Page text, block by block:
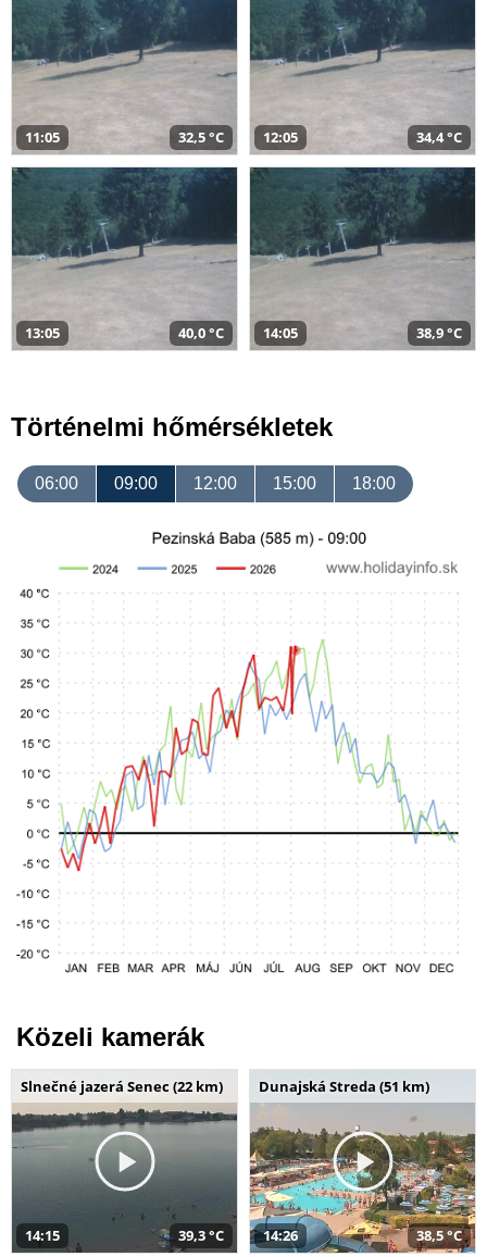
11:05 32,5 °C 12:05 34,4 °C
13:05 40,0 °C 14:05 38,9 °C
Történelmi hőmérsékletek
06:00 09:00 12:00 15:00 18:00
Közeli kamerák
Slnečné jazerá Senec (22 km)
14:15 39,3 °C
Dunajská Streda (51 km)
14:26 38,5 °C